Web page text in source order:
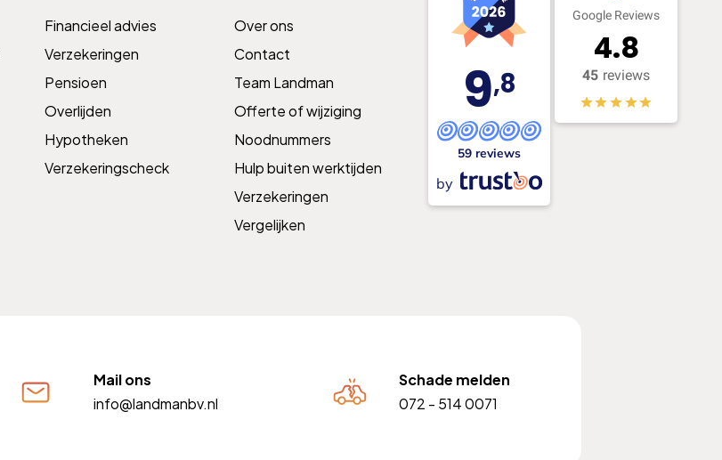
Financieel advies
Verzekeringen
Pensioen
Overlijden
Hypotheken
Verzekeringscheck
Over ons
Contact
Team Landman
Offerte of wijziging
Noodnummers
Hulp buiten werktijden
Verzekeringen
Vergelijken
9,8
59 reviews
by
Google Reviews
4.8
45 reviews
Mail ons
info@landmanbv.nl
Schade melden
072 - 514 0071